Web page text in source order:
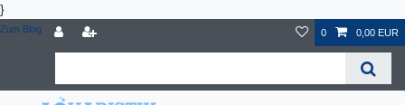
}
Zum Blog 0 0,00 EUR